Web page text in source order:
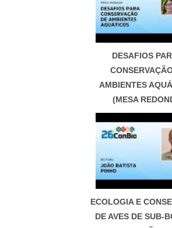
DESAFIOS
AMBIENTES
(MESA
ECOLOGIA E
DE AVES DE SUB-